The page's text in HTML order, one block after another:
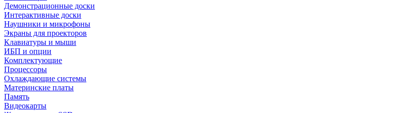
Демонстрационные доски
Интерактивные доски
Наушники и микрофоны
Экраны для проекторов
Клавиатуры и мыши
ИБП и опции
Комплектующие
Процессоры
Охлаждающие системы
Материнские платы
Память
Видеокарты